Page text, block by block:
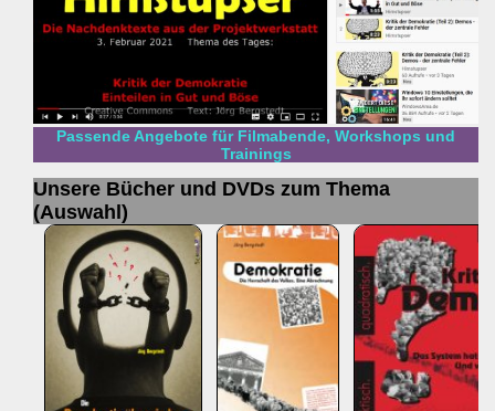
Passende Angebote für Filmabende, Workshops und
Trainings
Unsere Bücher und DVDs zum Thema
(Auswahl)